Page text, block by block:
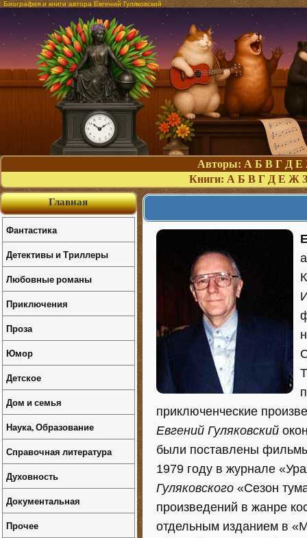
Биография и книги автора Евгений Гуляковский
Авторы: А Б В Г Д Е
Книги: А Б В Г Д Е Ж З
приключенческие
Евгений Гуляковский
были поставлены
1979 году в журнале
Гуляковского «Сезон
произведений в жанре
отдельным изданием в
Главная
Фантастика
Детективы и Триллеры
Любовные романы
Приключения
Проза
Юмор
Детское
Дом и семья
Наука, Образование
Справочная литература
Духовность
Документальная
Прочее